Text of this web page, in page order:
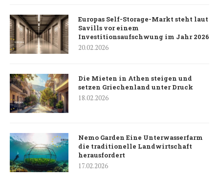
Europas Self-Storage-Markt steht laut
Savills vor einem
Investitionsaufschwung im Jahr 2026
20.02.2026
Die Mieten in Athen steigen und
setzen Griechenland unter Druck
18.02.2026
Nemo Garden Eine Unterwasserfarm
die traditionelle Landwirtschaft
herausfordert
17.02.2026